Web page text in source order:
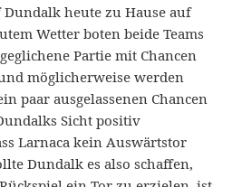
Dundalk heute zu Hause auf
Wetter boten beide Teams
Partie mit Chancen
möglicherweise werden
paar ausgelassenen Chancen
Sicht positiv
Larnaca kein Auswärtstor
Dundalk es also schaffen,